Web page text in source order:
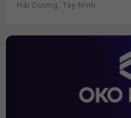
Hải Dương, Tây Ninh